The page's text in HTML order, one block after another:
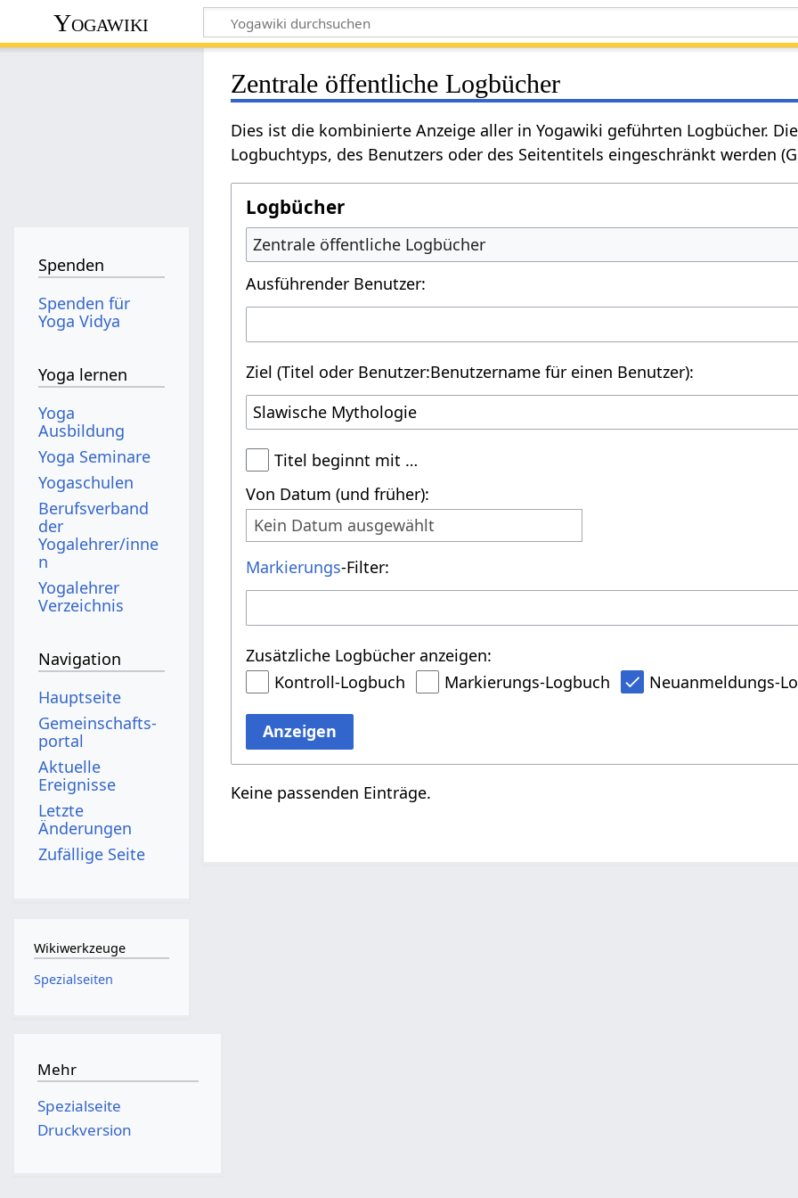
Yogawiki
Zentrale öffentliche Logbücher
Dies ist die kombinierte Anzeige aller in Yogawiki geführten Logbücher.
Logbuchtyps, des Benutzers oder des Seitentitels eingeschränkt werden
Logbücher
Zentrale öffentliche Logbücher
Ausführender Benutzer:
Ziel (Titel oder Benutzer:Benutzername für einen Benutzer):
Titel beginnt mit …
Von Datum (und früher):
Kein Datum ausgewählt
Markierungs-Filter:
Zusätzliche Logbücher anzeigen:
Kontroll-Logbuch
Markierungs-Logbuch Neuanmeldungs-
Anzeigen
Keine passenden Einträge.
Spenden
Spenden für
Yoga Vidya
Yoga lernen
Yoga
Ausbildung
Yoga Seminare
Yogaschulen
Berufsverband
der
Yogalehrer/inne
n
Yogalehrer
Verzeichnis
Navigation
Hauptseite
Gemeinschafts­
portal
Aktuelle
Ereignisse
Letzte
Änderungen
Zufällige Seite
Wikiwerkzeuge
Spezialseiten
Mehr
Spezialseite
Druckversion